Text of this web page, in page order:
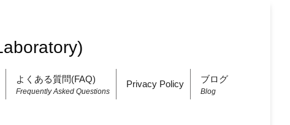
よくある質問(FAQ)
Frequently Asked Questions
Privacy Policy ブログ
Blog